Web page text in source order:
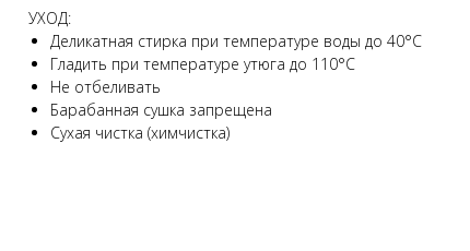
УХОД:
Деликатная стирка при температуре воды до 40°C
Гладить при температуре утюга до 110°C
Не отбеливать
Барабанная сушка запрещена
Сухая чистка (химчистка)